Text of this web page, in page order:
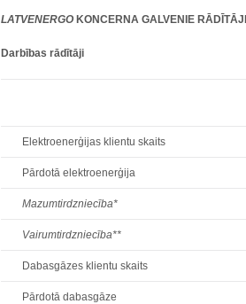
LATVENERGO KONCERNA GALVENIE RĀDĪTĀJI
Darbības rādītāji
Elektroenerģijas klientu skaits
Pārdotā elektroenerģija
Mazumtirdzniecība*
Vairumtirdzniecība**
Dabasgāzes klientu skaits
Pārdotā dabasgāze